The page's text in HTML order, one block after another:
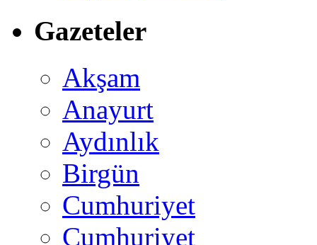
Gazeteler
Akşam
Anayurt
Aydınlık
Birgün
Cumhuriyet
Cumhuriyet